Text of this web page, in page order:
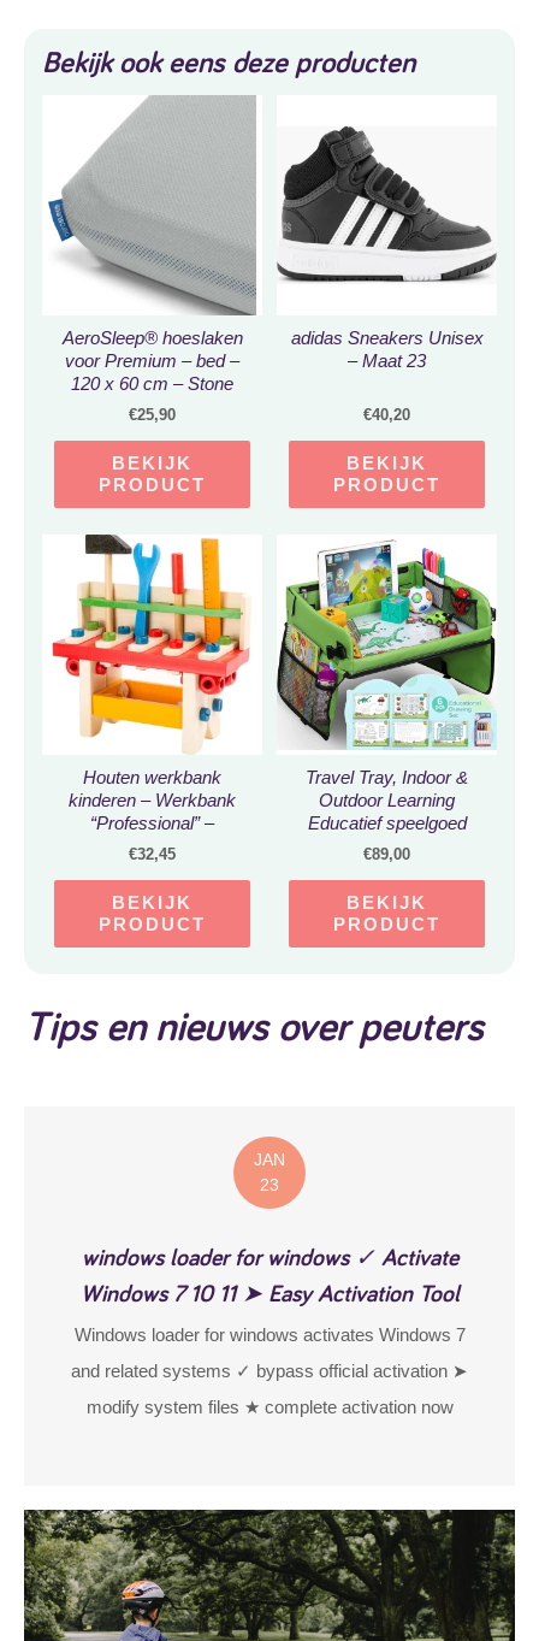
Bekijk ook eens deze producten
AeroSleep® hoeslaken
voor Premium – bed –
120 x 60 cm – Stone
€25,90
BEKIJK
PRODUCT
adidas Sneakers Unisex
– Maat 23
€40,20
BEKIJK
PRODUCT
Houten werkbank
kinderen – Werkbank
“Professional” –
werkbank speelgoed –
3 jaar
€32,45
BEKIJK
PRODUCT
Travel Tray, Indoor &
Outdoor Learning
Educatief speelgoed
Play Tray Lap Desk met
5 tekenpapier –
Multifunctionele activiteit
€89,00
BEKIJK
PRODUCT
Tips en nieuws over peuters
JAN
23
windows loader for windows ✓ Activate
Windows 7 10 11 ➤ Easy Activation Tool
Windows loader for windows activates Windows 7
and related systems ✓ bypass official activation ➤
modify system files ★ complete activation now